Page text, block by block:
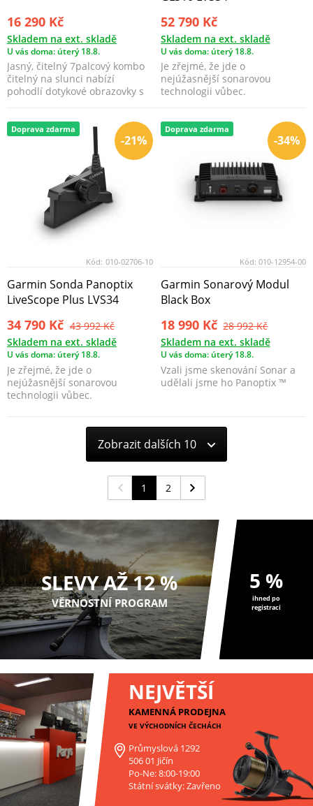
16 290 Kč
Skladem na ext. skladě
U vás doma: úterý 18.8.
Jasný, čitelný 7palcový kombo
čitelný na slunci nabízí
pohodlí dotykové obrazovky s
52 790 Kč
Skladem na ext. skladě
U vás doma: úterý 18.8.
Je zřejmé, že jde o
nejúžasnější sonarovou
technologii vůbec.
-21%
Doprava zdarma
Kód: 010-02706-10
Garmin Sonda Panoptix
LiveScope Plus LVS34
34 790 Kč 43 992 Kč
Skladem na ext. skladě
U vás doma: úterý 18.8.
Je zřejmé, že jde o
nejúžasnější sonarovou
technologii vůbec.
-34%
Doprava zdarma
Kód: 010-12954-00
Garmin Sonarový Modul
Black Box
18 990 Kč 28 992 Kč
Skladem na ext. skladě
U vás doma: úterý 18.8.
Vzali jsme skenování Sonar a
udělali jsme ho Panoptix ™
Zobrazit dalších 10
1 2
SLEVY AŽ 12 %
VĚRNOSTNÍ PROGRAM
5 %
ihned po
registraci
NEJVĚTŠÍ
KAMENNÁ PRODEJNA
VE VÝCHODNÍCH ČECHÁCH
Průmyslová 1292
506 01 Jičín
Po-Ne: 8:00-19:00
Státní svátky: Zavřeno